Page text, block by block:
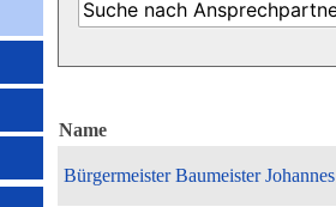
Name
Bürgermeister Baumeister Johannes